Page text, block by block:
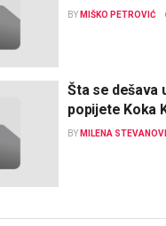
BY MIŠKO PETROVIĆ
Šta se dešava
popijete Koka
BY MILENA